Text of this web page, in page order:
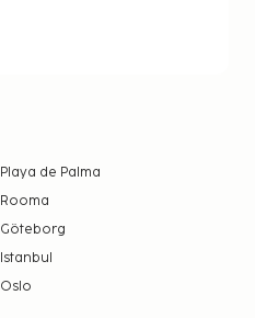
Playa de Palma
Rooma
Göteborg
Istanbul
Oslo